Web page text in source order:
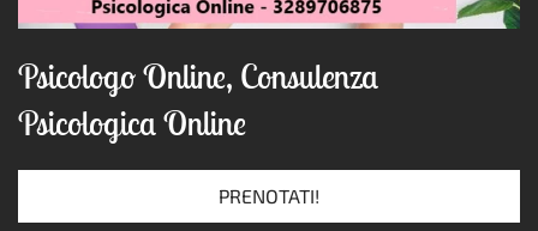
Psicologo Online, Consulenza
Psicologica Online
PRENOTATI!